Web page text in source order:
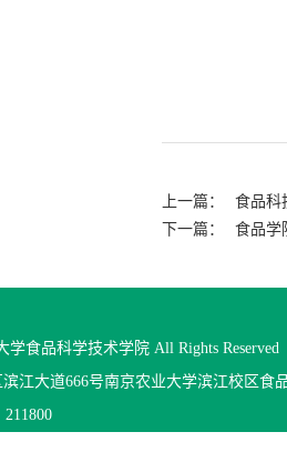
上一篇：
食品科
下一篇：
食品学
食品科学技术学院 All Rights Reserved
江大道666号南京农业大学滨江校区食